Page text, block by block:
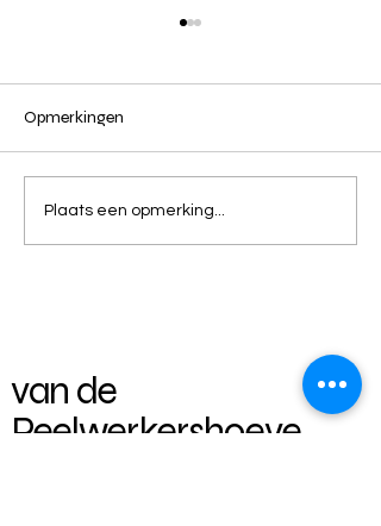
Opmerkingen
Plaats een opmerking...
van de
Peelwerkershoeve